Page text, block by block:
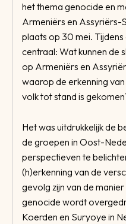
het thema genocide en
Armeniërs en Assyriërs-
plaats op 30 mei.
centraal: Wat kunnen de
op Armeniërs en
waarop de erkenning
volk tot stand is
Het was uitdrukkelijk de
de groepen in Oost-
perspectieven te
(h)erkenning van de
gevolg zijn van de
genocide wordt
Koerden en Suryoye in